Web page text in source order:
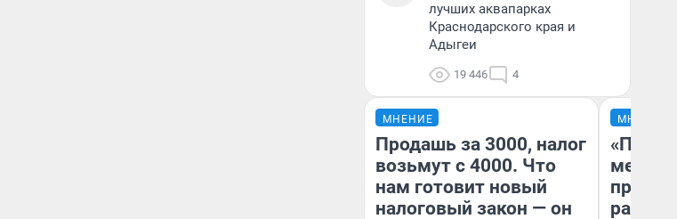
лучших аквапарках
Краснодарского края и
Адыгеи
19 446 4
МНЕНИЕ
Продашь за 3000, налог
возьмут с 4000. Что
нам готовит новый
налоговый закон — он
МНЕНИЕ